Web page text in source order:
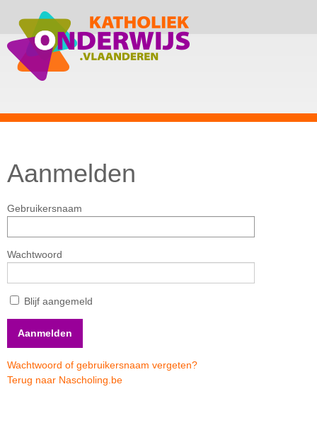
Aanmelden
Gebruikersnaam
Wachtwoord
Blijf aangemeld
Wachtwoord of gebruikersnaam vergeten?
Terug naar Nascholing.be